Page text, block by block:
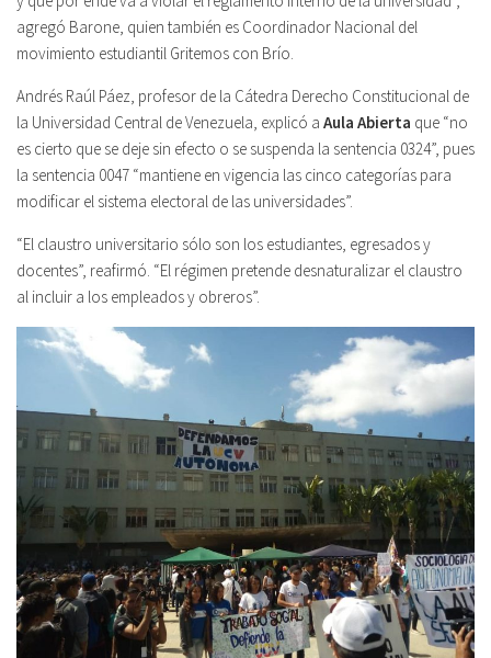
agregó Barone, quien también es Coordinador Nacional del
movimiento estudiantil Gritemos con Brío.
Andrés Raúl Páez, profesor de la Cátedra Derecho Constitucional de
la Universidad Central de Venezuela, explicó a Aula Abierta que “no
es cierto que se deje sin efecto o se suspenda la sentencia 0324”, pues
la sentencia 0047 “mantiene en vigencia las cinco categorías para
modificar el sistema electoral de las universidades”.
“El claustro universitario sólo son los estudiantes, egresados y
docentes”, reafirmó. “El régimen pretende desnaturalizar el claustro
al incluir a los empleados y obreros”.